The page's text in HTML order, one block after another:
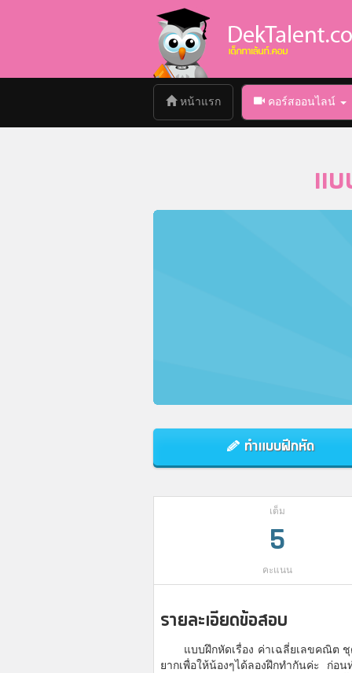
หน้าแรก(current) คอร์สออนไลน์
แ
ทำแบบฝึกหัด
เต็ม
5
คะแนน
รายละเอียดข้อสอบ
แบบฝึกหัดเรื่อง ค่าเฉลี่ยเลขคณิต
ยากเพื่อให้น้องๆได้ลองฝึกทำกันค่ะ ก่อ